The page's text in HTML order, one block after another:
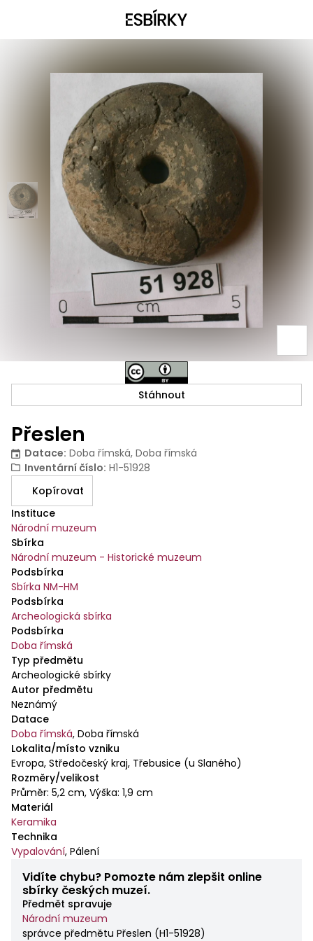
Přeslen
Datace: Doba římská, Doba římská
Inventární číslo: H1-51928
Kopírovat
Instituce
Národní muzeum
Sbírka
Národní muzeum - Historické muzeum
Podsbírka
Sbírka NM-HM
Podsbírka
Archeologická sbírka
Podsbírka
Doba římská
Typ předmětu
Archeologické sbírky
Autor předmětu
Neznámý
Datace
Doba římská, Doba římská
Lokalita/místo vzniku
Evropa, Středočeský kraj, Třebusice (u Slaného)
Rozměry/velikost
Průměr: 5,2 cm, Výška: 1,9 cm
Materiál
Keramika
Technika
Vypalování, Pálení
Vidíte chybu? Pomozte nám zlepšit online
sbírky českých muzeí.
Předmět spravuje
Národní muzeum
správce předmětu Přeslen (H1-51928)
Stáhnout